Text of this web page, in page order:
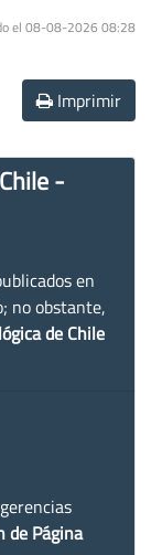
el 08-08-2026 08:28
Imprimir
-
en
no obstante,
de Chile
de Página